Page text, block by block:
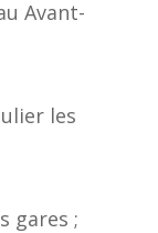
Avant-
les
gares ;